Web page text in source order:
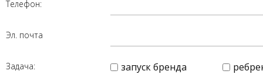
Телефон:
Эл. почта
Задача: запуск бренда